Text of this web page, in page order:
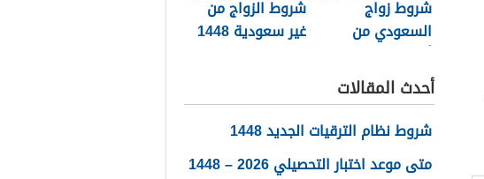
شروط زواج
السعودي من
والأوراق المطلوبة
شروط الزواج من
غير سعودية 1448
أحدث المقالات
شروط نظام الترقيات الجديد 1448
متى موعد اختبار التحصيلي 2026 – 1448